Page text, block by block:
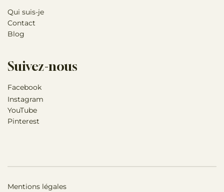
Mentions légales
Suivez-nous
Facebook
Instagram
YouTube
Pinterest
Qui suis-je
Contact
Blog